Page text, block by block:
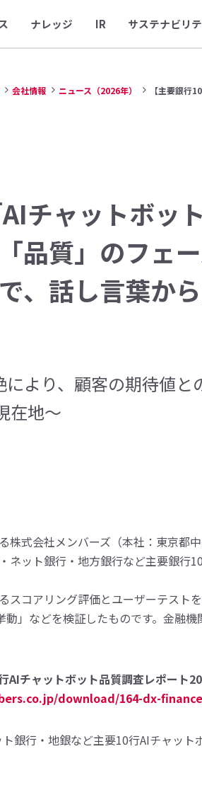
ナレッジ IR サステナビリ
会社情報 ニュース（2026年） 【主要銀行
AIチャットボッ
品質」のフェ
、話し言葉か
より、顧客の期待値
在地～
株式会社メンバーズ（本社：東京都
ネット銀行・地方銀行など主要銀行
スコアリング評価とユーザーテスト
」などを検証したものです。金融
AIチャットボット品質調査レポート
download/164-dx-